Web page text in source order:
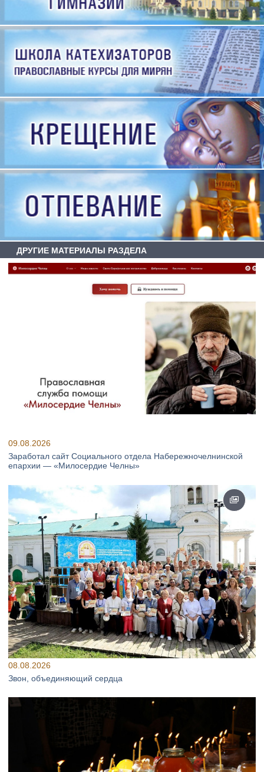
ДРУГИЕ МАТЕРИАЛЫ РАЗДЕЛА
09.08.2026
Заработал сайт Социального отдела Набережночелнинской
епархии — «Милосердие Челны»
08.08.2026
Звон, объединяющий сердца